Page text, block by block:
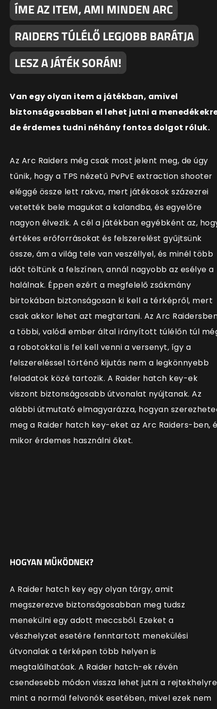
ÍME AZ ITEM, AMI MINDEN ARC
RAIDERS TÚLÉLŐ LEGJOBB BARÁTJA
LESZ A JÁTÉK SORÁN!
Van egy olyan item a játékban, amivel
biztonságosabban el lehet jutni a
de érdemes tudni néhány fontos dolgot róluk.
Az Arc Raiders még csak most jelent meg, de úgy
tűnik, hogy a TPS nézetű PvPvE extraction shooter
eléggé össze lett rakva, mert játékosok százezrei
vetették bele magukat a kalandba, és egyelőre
nagyon élvezik. A cél a játékban egyébként az,
értékes erőforrásokat és felszerelést gyűjtsünk
össze, ám a világ tele van veszéllyel, és minél több
időt töltünk a felszínen, annál nagyobb az esélye a
halálnak. Éppen ezért a megfelelő zsákmány
birtokában biztonságosan ki kell a térképről, mert
csak akkor lehet azt megtartani. Az Arc
a többi, valódi ember által irányított túlélőn túl
a robotokkal is fel kell venni a versenyt, így a
felszereléssel történő kijutás nem a legkönnyebb
feladatok közé tartozik. A Raider hatch key-ek
viszont biztonságosabb útvonalat nyújtanak. Az
alábbi útmutató elmagyarázza, hogyan
meg a Raider hatch key-eket az Arc Raiders-ben,
mikor érdemes használni őket.
HOGYAN MŰKÖDNEK?
A Raider hatch key egy olyan tárgy, amit
megszerezve biztonságosabban meg tudsz
menekülni egy adott meccsből. Ezeket a
vészhelyzet esetére fenntartott menekülési
útvonalak a térképen több helyen is
megtalálhatóak. A Raider hatch-ek révén
csendesebb módon vissza lehet jutni a
mint a normál felvonók esetében, mivel ezek nem